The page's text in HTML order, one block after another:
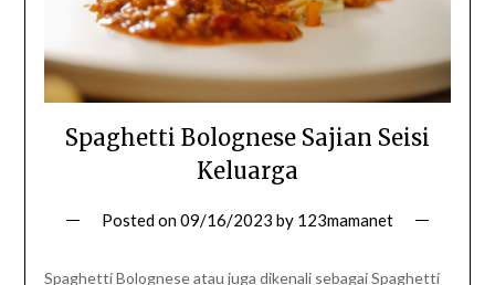
Spaghetti Bolognese Sajian Seisi
Keluarga
Posted on09/16/2023 by 123mamanet
Spaghetti Bolognese atau juga dikenali sebagai Spaghetti